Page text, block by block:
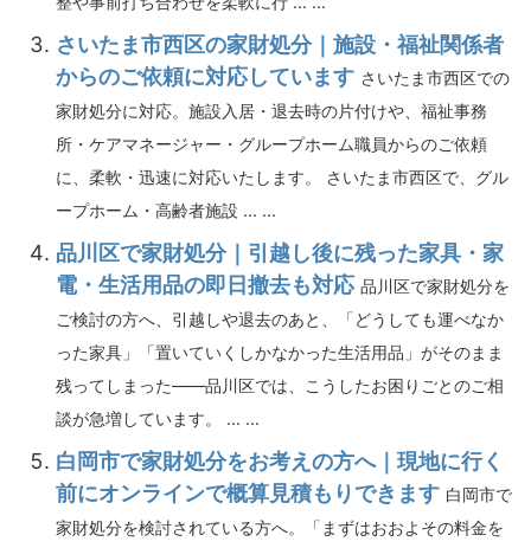
さいたま市西区の家財処分｜施設・福祉関係者
からのご依頼に対応しています さいたま市西区での
家財処分に対応。施設入居・退去時の片付けや、福祉事務
所・ケアマネージャー・グループホーム職員からのご依頼
に、柔軟・迅速に対応いたします。 さいたま市西区で、グル
ープホーム・高齢者施設 ... ...
品川区で家財処分｜引越し後に残った家具・家
電・生活用品の即日撤去も対応 品川区で家財処分を
ご検討の方へ、引越しや退去のあと、「どうしても運べなか
った家具」「置いていくしかなかった生活用品」がそのまま
残ってしまった――品川区では、こうしたお困りごとのご相
談が急増しています。 ... ...
白岡市で家財処分をお考えの方へ｜現地に行く
前にオンラインで概算見積もりできます 白岡市で
家財処分を検討されている方へ。「まずはおおよその料金を